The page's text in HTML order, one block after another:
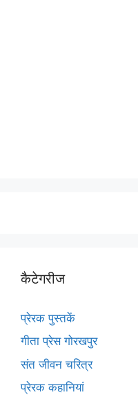
कैटेगरीज
प्रेरक पुस्तकें
गीता प्रेस गोरखपुर
संत जीवन चरित्र
प्रेरक कहानियां